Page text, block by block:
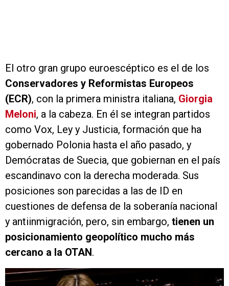
El otro gran grupo euroescéptico es el de los
Conservadores y Reformistas Europeos
(ECR), con la primera ministra italiana, Giorgia
Meloni, a la cabeza. En él se integran partidos
como Vox, Ley y Justicia, formación que ha
gobernado Polonia hasta el año pasado, y
Demócratas de Suecia, que gobiernan en el país
escandinavo con la derecha moderada. Sus
posiciones son parecidas a las de ID en
cuestiones de defensa de la soberanía nacional
y antiinmigración, pero, sin embargo, tienen un
posicionamiento geopolítico mucho más
cercano a la OTAN.